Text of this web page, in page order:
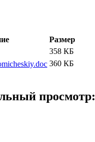
Размер
358 КБ
360 КБ
просмотр: